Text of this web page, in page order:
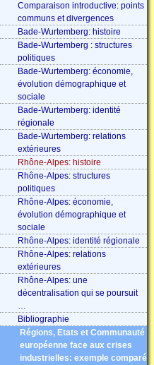
Comparaison introductive: points
communs et divergences
Bade-Wurtemberg: histoire
Bade-Wurtemberg : structures
politiques
Bade-Wurtemberg: économie,
évolution démographique et
sociale
Bade-Wurtemberg: identité
régionale
Bade-Wurtemberg: relations
extérieures
Rhône-Alpes: histoire
Rhône-Alpes: structures
politiques
Rhône-Alpes: économie,
évolution démographique et
sociale
Rhône-Alpes: identité régionale
Rhône-Alpes: relations
extérieures
Rhône-Alpes: une
décentralisation qui se poursuit
…
Bibliographie
Régions, Etats et Communauté
européenne face aux crises
industrielles: exemple comparé